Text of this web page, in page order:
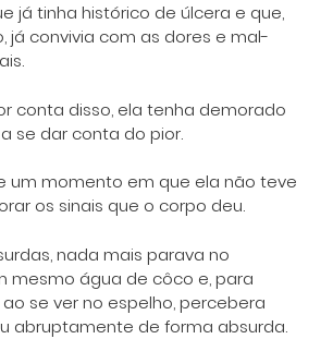
já tinha histórico de úlcera e que,
já convivia com as dores e mal-
conta disso, ela tenha demorado
se dar conta do pior.
um momento em que ela não teve
os sinais que o corpo deu.
nada mais parava no
mesmo água de côco e, para
ao se ver no espelho, percebera
abruptamente de forma absurda.